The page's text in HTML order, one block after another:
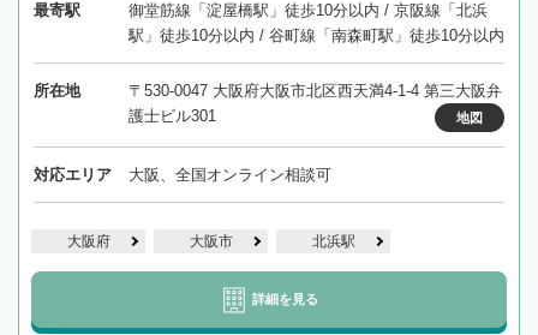
最寄駅
御堂筋線「淀屋橋駅」徒歩10分以内 / 京阪線「北浜
駅」徒歩10分以内 / 谷町線「南森町駅」徒歩10分以内
所在地
〒530-0047 大阪府大阪市北区西天満4-1-4 第三大阪弁
護士ビル301
地図
対応エリア 大阪、全国オンライン相談可
大阪府 大阪市 北浜駅
詳細を見る